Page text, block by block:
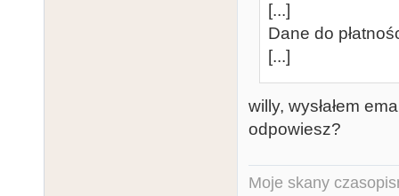
[...]
Dane do
[...]
willy, wysłałem
odpowiesz?
Moje skany